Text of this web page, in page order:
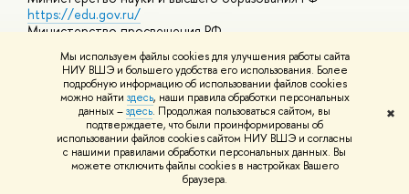
Мы используем файлы cookies для улучшения работы сайта
НИУ ВШЭ и большего удобства его использования. Более
подробную информацию об использовании файлов cookies
можно найти здесь, наши правила обработки персональных
данных –здесь. Продолжая пользоваться сайтом, вы
подтверждаете, что были проинформированы об
использовании файлов cookies сайтом НИУ ВШЭ и согласны
с нашими правилами обработки персональных данных. Вы
можете отключить файлы cookies в настройках Вашего
браузера.
✖
https://edu.gov.ru/
Министерство просвещения РФ
https://elearning.hse.ru/mooc
Массовые открытые онлайн-курсы
© НИУ ВШЭ 1993–2026 Адреса и контактыУсловия
использования материалов Политика конфиденциальности
Шрифты HSE Sans и HSE Slab разработаны вШколе дизайна НИУ